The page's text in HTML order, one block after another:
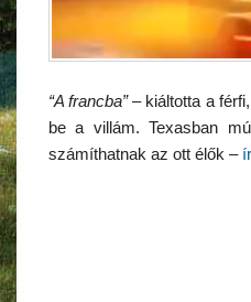
“A francba”– kiáltotta a
be a villám. Texasban
számíthatnak az ott élők –